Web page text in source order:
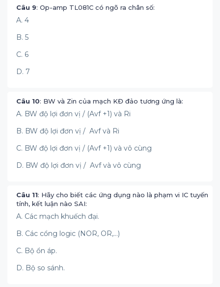
Câu 9: Op-amp TL081C có ngõ ra chân số:
A. 4
B. 5
C. 6
D. 7
Câu 10: BW và Zin của mạch KĐ đảo tương ứng là:
A. BW độ lợi đơn vị / (Avf +1) và Ri
B. BW độ lợi đơn vị / Avf và Ri
C. BW độ lợi đơn vị / (Avf +1) và vô cùng
D. BW độ lợi đơn vị / Avf và vô cùng
Câu 11: Hãy cho biết các ứng dụng nào là phạm vi IC tuyến
tính, kết luận nào SAI:
A. Các mạch khuếch đại.
B. Các cổng logic (NOR, OR,…)
C. Bộ ổn áp.
D. Bộ so sánh.